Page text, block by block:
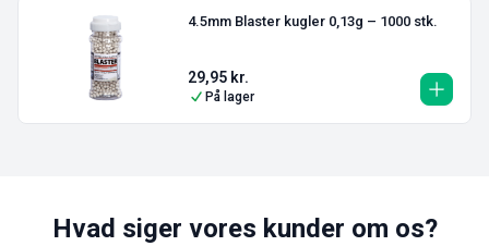
4.5mm Blaster kugler 0,13g – 1000 stk.
29,95 kr.
På lager
Hvad siger vores kunder om os?